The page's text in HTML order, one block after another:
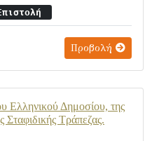
Προβολή
Ελληνικού Δημοσίου, της
Σταφιδικής Τράπεζας.